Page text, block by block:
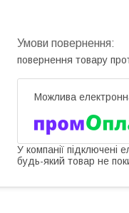
повернення товару
У компанії підключені
будь-який товар не